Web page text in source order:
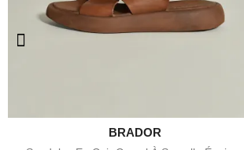
Aperçu rapide
BRADOR